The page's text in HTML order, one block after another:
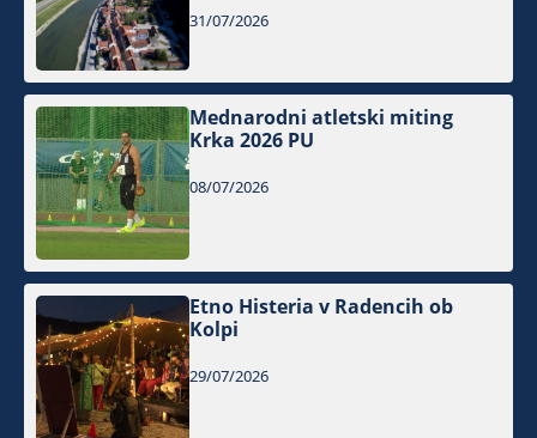
31/07/2026
Mednarodni atletski miting
Krka 2026 PU
08/07/2026
Etno Histeria v Radencih ob
Kolpi
29/07/2026